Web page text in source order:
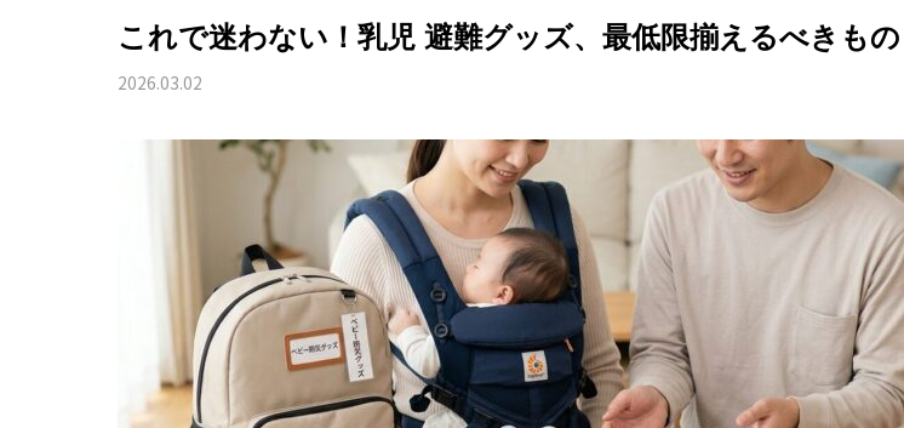
これで迷わない！乳児 避難グッズ、最低限揃えるべきもの
2026.03.02